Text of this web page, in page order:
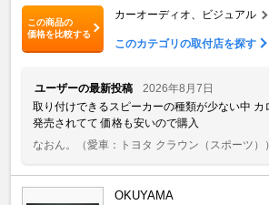
この商品の
価格を比較する
カーオーディオ、ビジュアル
このカテゴリの取付店を探す
ユーザーの最新投稿
2026年8月7日
取り付けできるスピーカーの種類が少ない中 カ
発売されてて 価格も安いので購入
なおん。
（愛車：トヨタ クラウン（スポーツ））
OKUYAMA